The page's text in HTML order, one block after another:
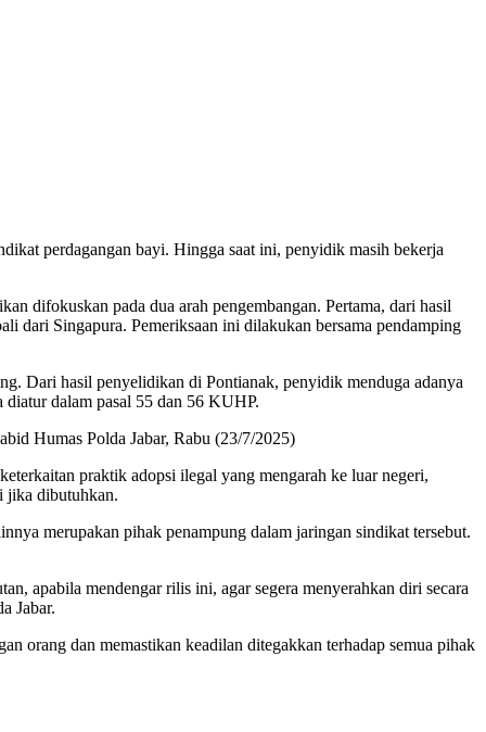
perdagangan bayi. Hingga saat ini, penyidik masih bekerja
difokuskan pada dua arah pengembangan. Pertama, dari hasil
dari Singapura. Pemeriksaan ini dilakukan bersama pendamping
Dari hasil penyelidikan di Pontianak, penyidik menduga adanya
diatur dalam pasal 55 dan 56 KUHP.
Humas Polda Jabar, Rabu (23/7/2025)
praktik adopsi ilegal yang mengarah ke luar negeri,
jika dibutuhkan.
merupakan pihak penampung dalam jaringan sindikat tersebut.
apabila mendengar rilis ini, agar segera menyerahkan diri secara
Jabar.
orang dan memastikan keadilan ditegakkan terhadap semua pihak